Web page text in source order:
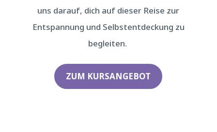
uns darauf, dich auf dieser Reise zur
Entspannung und Selbstentdeckung zu
begleiten.
ZUM KURSANGEBOT